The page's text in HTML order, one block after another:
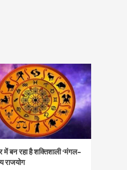
में बन रहा है शक्तिशाली ‘मंगल–
राजयोग